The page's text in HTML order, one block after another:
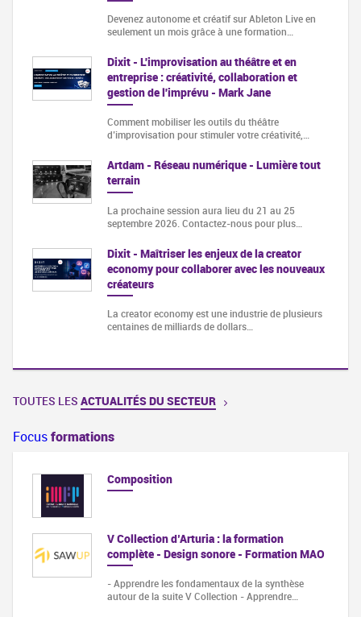
Devenez autonome et créatif sur Ableton Live en
seulement un mois grâce à une formation…
Dixit - L'improvisation au théâtre et en
entreprise : créativité, collaboration et
gestion de l'imprévu - Mark Jane
Comment mobiliser les outils du théâtre
d’improvisation pour stimuler votre créativité,…
Artdam - Réseau numérique - Lumière tout
terrain
La prochaine session aura lieu du 21 au 25
septembre 2026. Contactez-nous pour plus…
Dixit - Maîtriser les enjeux de la creator
economy pour collaborer avec les nouveaux
créateurs
La creator economy est une industrie de plusieurs
centaines de milliards de dollars…
TOUTES LES ACTUALITÉS DU SECTEUR
Focusformations
Composition
V Collection d’Arturia : la formation
complète - Design sonore - Formation MAO
- Apprendre les fondamentaux de la synthèse
autour de la suite V Collection - Apprendre…